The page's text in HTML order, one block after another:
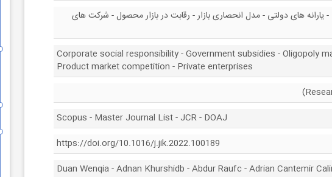
های دولتی - مدل انحصاری بازار - رقابت در بازار محصول - شرکت های
Corporate social responsibility - Government subsidies - Oligopoly
Product market competition - Private enterprises
Scopus - Master Journal List - JCR - DOAJ
https://doi.org/10.1016/j.jik.2022.100189
Duan Wenqia - Adnan Khurshidb - Abdur Raufc - Adrian Cantemir